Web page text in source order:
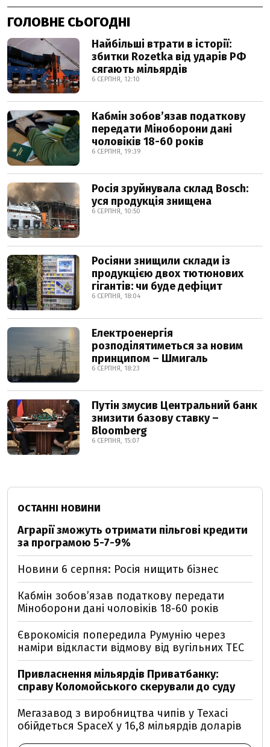
ГОЛОВНЕ СЬОГОДНІ
Найбільші втрати в історії:
збитки Rozetka від ударів РФ
сягають мільярдів
6 СЕРПНЯ, 12:10
Кабмін зобовʼязав податкову
передати Міноборони дані
чоловіків 18-60 років
6 СЕРПНЯ, 19:39
Росія зруйнувала склад Bosch:
уся продукція знищена
6 СЕРПНЯ, 10:50
Росіяни знищили склади із
продукцією двох тютюнових
гігантів: чи буде дефіцит
6 СЕРПНЯ, 18:04
Електроенергія
розподілятиметься за новим
принципом – Шмигаль
6 СЕРПНЯ, 18:23
Путін змусив Центральний банк
знизити базову ставку –
Bloomberg
6 СЕРПНЯ, 15:07
ОСТАННІ НОВИНИ
Аграрії зможуть отримати пільгові кредити
за програмою 5-7-9%
Новини 6 серпня: Росія нищить бізнес
Кабмін зобовʼязав податкову передати
Міноборони дані чоловіків 18-60 років
Єврокомісія попередила Румунію через
наміри відкласти відмову від вугільних ТЕС
Привласнення мільярдів Приватбанку:
справу Коломойського скерували до суду
Мегазавод з виробництва чипів у Техасі
обійдеться SpaceX у 16,8 мільярдів доларів